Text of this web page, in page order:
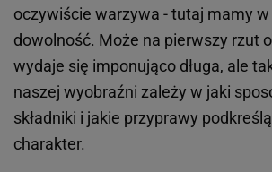
oczywiście warzywa - tutaj mamy w
dowolność. Może na pierwszy rzut
wydaje się imponująco długa, ale
naszej wyobraźni zależy w jaki
składniki i jakie przyprawy
charakter.